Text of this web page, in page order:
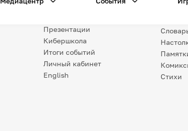
Презентации
Кибершкола
Итоги событий
Личный кабинет
English
Стихи